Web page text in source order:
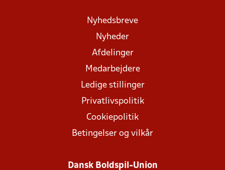
Nyhedsbreve
Nyheder
Afdelinger
Medarbejdere
Ledige stillinger
Privatlivspolitik
Cookiepolitik
Betingelser og vilkår
Dansk Boldspil-Union